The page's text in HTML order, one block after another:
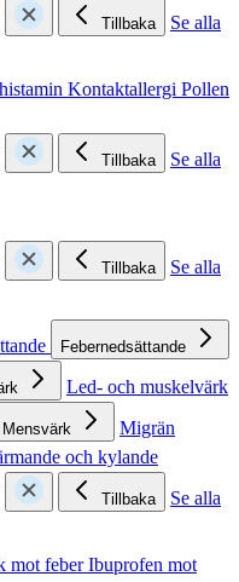
Tillbaka
Se alla
Kontaktallergi Pollen
Tillbaka
Se alla
Tillbaka
Se alla
Febernedsättande
Led- och muskelvärk
Mensvärk
Migrän
och kylande
Tillbaka
Se alla
mot feberIbuprofen mot